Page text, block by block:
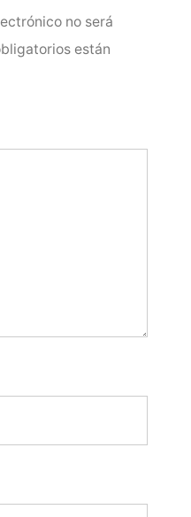
no será
están